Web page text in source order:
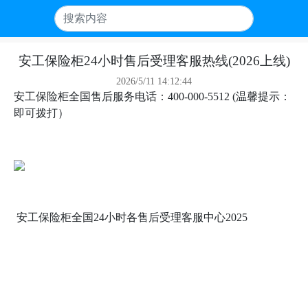
安工保险柜24小时售后受理客服热线(2026上线)
2026/5/11 14:12:44
安工保险柜全国售后服务电话：400-000-5512 (温馨提示：
即可拨打）
安工保险柜全国24小时各售后受理客服中心2025